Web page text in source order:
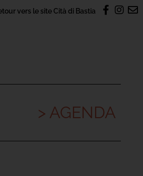
vers le site Cità di Bastia
> AGENDA